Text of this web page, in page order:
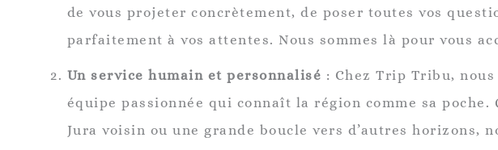
de vous projeter concrètement, de poser toutes vos
parfaitement à vos attentes. Nous sommes là pour vous
Un service humain et personnalisé : Chez Trip Tribu,
équipe passionnée qui connaît la région comme sa
Jura voisin ou une grande boucle vers d’autres horizons,